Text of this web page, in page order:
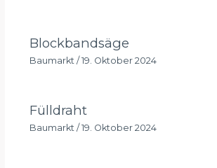
Blockbandsäge
Baumarkt/ 19. Oktober 2024
Fülldraht
Baumarkt/ 19. Oktober 2024